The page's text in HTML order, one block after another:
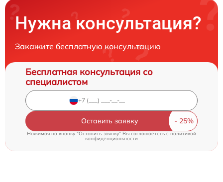
Нужна консультация?
Закажите бесплатную консультацию
Бесплатная консультация со
специалистом
Оставить заявку
Нажимая на кнопку "Оставить заявку" Вы соглашаетесь cполитикой
конфиденциальности